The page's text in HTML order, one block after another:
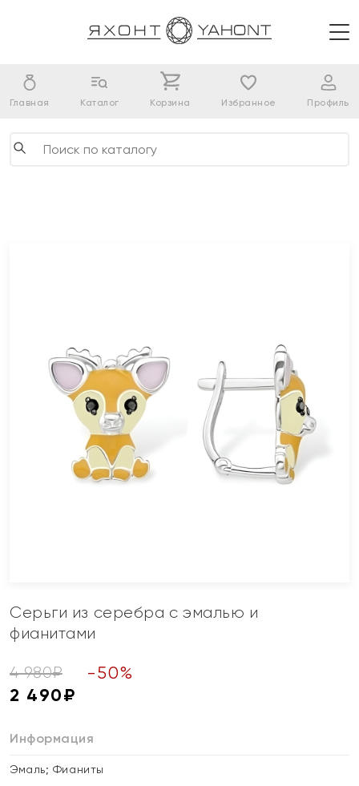
Главная Каталог Корзина Избранное Профиль
Серьги из серебра с эмалью и
фианитами
4 980₽ -50%
2 490₽
Информация
Эмаль; Фианиты